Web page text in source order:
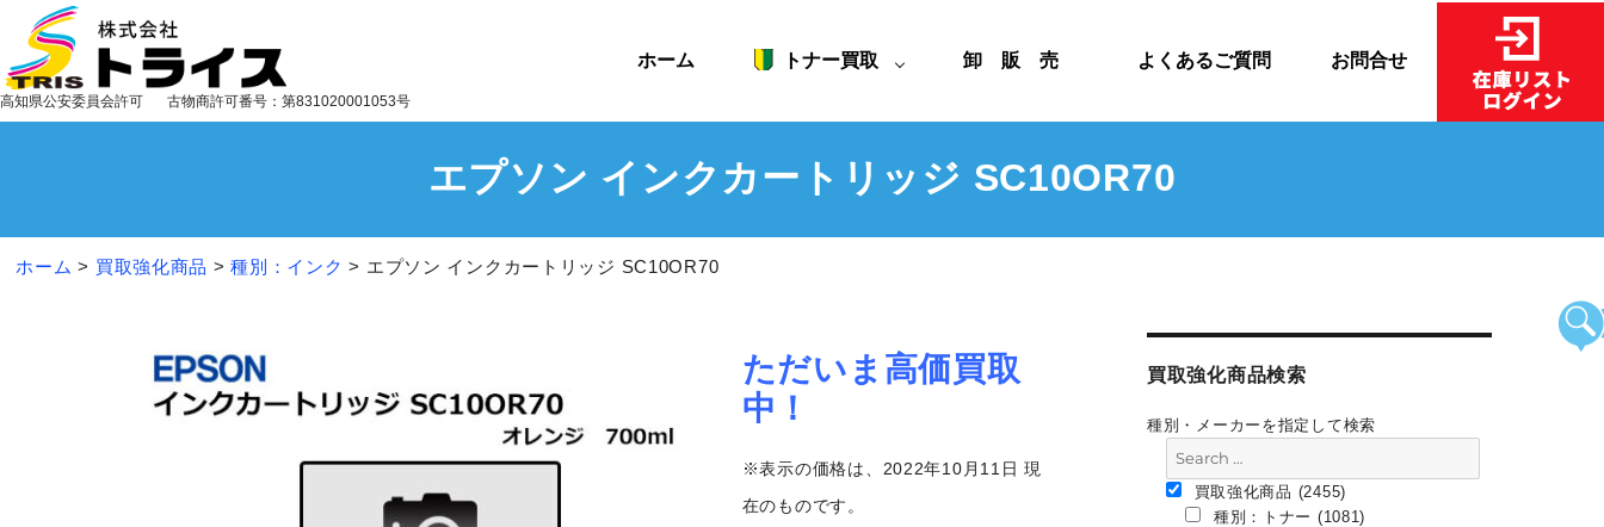
高知県公安委員会許可 古物商許可番号：第831020001053号
ホーム トナー買取 卸 販 売 よくあるご質問 お問合せ
エプソン インクカートリッジ SC10OR70
ホーム > 買取強化商品 >種別：インク > エプソン インクカートリッジ SC10OR70
ただいま高価買取
中！
※表示の価格は、2022年10月11日 現
在のものです。
買取強化商品検索
種別・メーカーを指定して検索
買取強化商品 (2455)
種別：トナー (1081)